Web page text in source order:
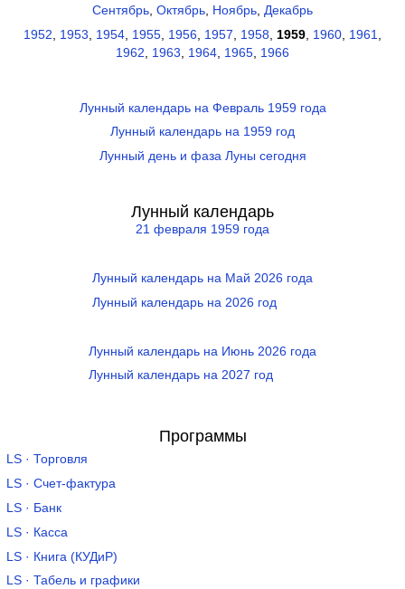
Сентябрь Октябрь Ноябрь Декабрь
1952
1953 1954 1955 1956 1957 1958 1959 1960 1961
1962
1963 1964 1965 1966
Лунный календарь на Февраль 1959 года
Лунный календарь на 1959 год
Лунный день и фаза Луны сегодня
Лунный календарь
21 февраля 1959 года
Лунный календарь на Май 2026 года
Лунный календарь на 2026 год
Лунный календарь на Июнь 2026 года
Лунный календарь на 2027 год
Программы
LS · Торговля
LS · Счет-фактура
LS · Банк
LS · Касса
LS · Книга (КУДиР)
LS · Табель и графики